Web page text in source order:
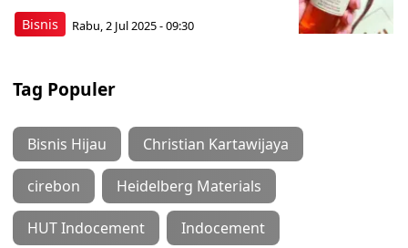
Bisnis Rabu, 2 Jul 2025 - 09:30
Tag Populer
Bisnis Hijau Christian Kartawijaya
cirebon Heidelberg Materials
HUT Indocement Indocement